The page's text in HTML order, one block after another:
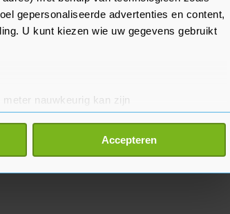
gepersonaliseerde advertenties en content,
U kunt kiezen wie uw gegevens gebruikt
nauwkeurig kan zijn
(fingerprinting)
in het
detailgedeelte
Accepteren